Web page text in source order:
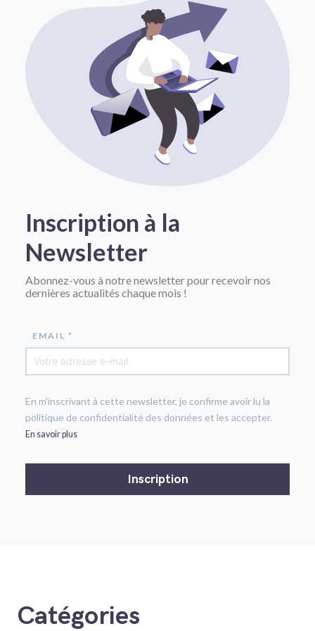
Inscription à la
Newsletter
Abonnez-vous à notre newsletter pour recevoir nos
dernières actualités chaque mois !
EMAIL *
En m'inscrivant à cette newsletter, je confirme avoir lu la
politique de confidentialité des données et les accepter.
En savoir plus
Catégories